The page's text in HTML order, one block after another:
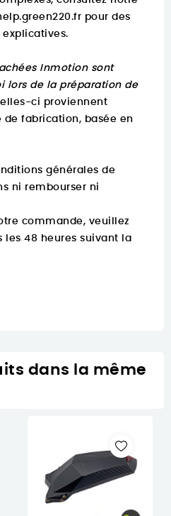
pour des
Inmotion sont
lors de la préparation de
ci proviennent
fabrication, basée en
générales de
ni rembourser ni
commande, veuillez
les 48 heures suivant la
dans la même